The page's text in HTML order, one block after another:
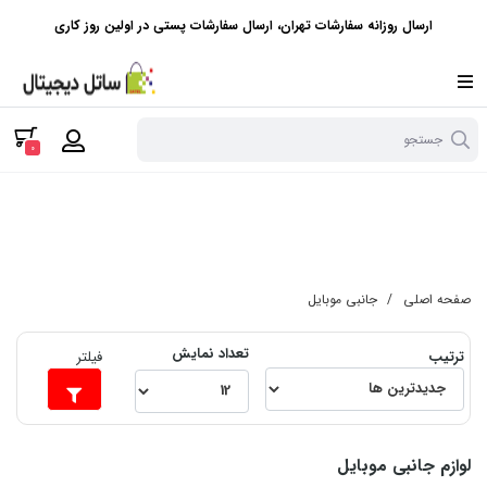
ارسال روزانه سفارشات تهران، ارسال سفارشات پستی در اولین روز کاری
جستجو 0
صفحه اصلی / جانبی موبایل
ترتیب تعداد نمایش فیلتر
لوازم جانبی موبایل